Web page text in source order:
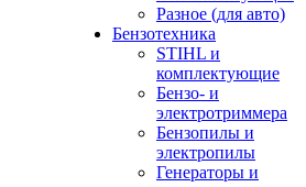
Разное (для авто)
Бензотехника
STIHL и
комплектующие
Бензо- и
электротриммера
Бензопилы и
электропилы
Генераторы и